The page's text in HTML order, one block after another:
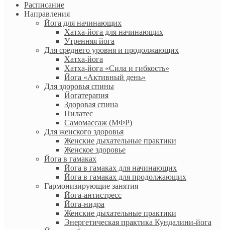
Расписание
Направления
Йога для начинающих
Хатха-йога для начинающих
Утренняя йога
Для среднего уровня и продолжающих
Хатха-йога
Хатха-йога «Сила и гибкость»
Йога «Активный день»
Для здоровья спины
Йогатерапия
Здоровая спина
Пилатес
Самомассаж (МФР)
Для женского здоровья
Женские дыхательные практики
Женское здоровье
Йога в гамаках
Йога в гамаках для начинающих
Йога в гамаках для продолжающих
Гармонизирующие занятия
Йога-антистресс
Йога-нидра
Женские дыхательные практики
Энергетическая практика Кундалини-йога